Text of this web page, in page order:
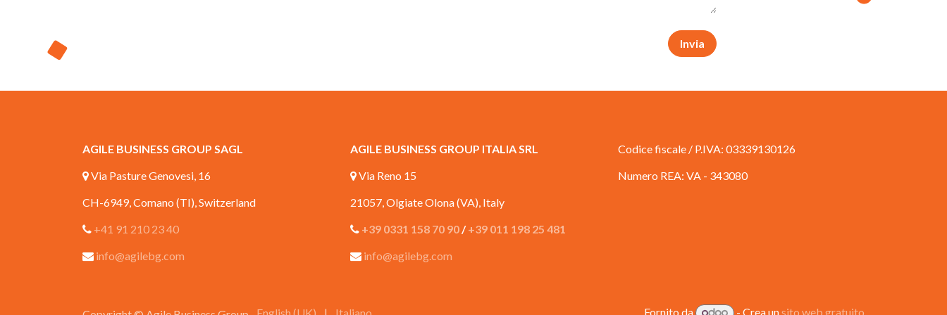
Invia
AGILE BUSINESS GROUP SAGL
Via Pasture Genovesi, 16
CH-6949, Comano (TI), Switzerland
+41 91 210 23 40
info@agilebg.com
AGILE BUSINESS GROUP ITALIA SRL
Via Reno 15
21057, Olgiate Olona (VA), Italy
+39 0331 158 70 90/+39 011 198 25 481
info@agilebg.com
Codice fiscale / P.IVA: 03339130126
Numero REA: VA - 343080
Fornito da - Crea unsito web gratuito